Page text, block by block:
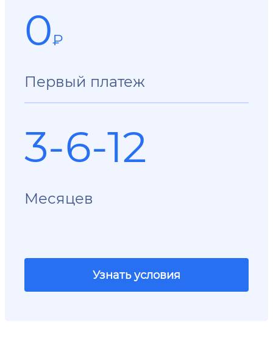
0₽
Первый платеж
3-6-12
Месяцев
Узнать условия